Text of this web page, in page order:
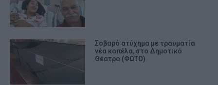
Σοβαρό ατύχημα με τραυματία
νέα κοπέλα, στο Δημοτικό
Θέατρο (ΦΩΤΟ)